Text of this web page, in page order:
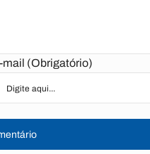
mail (Obrigatório)